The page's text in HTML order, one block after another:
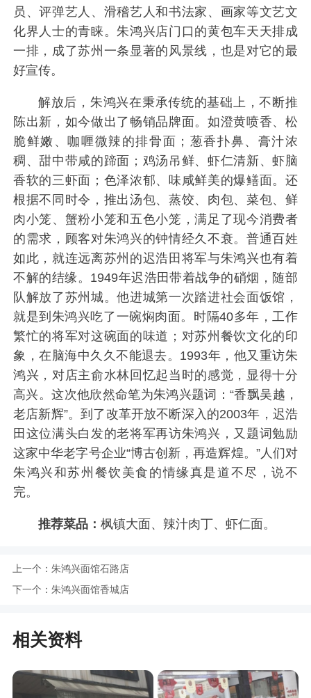
员、评弹艺人、滑稽艺人和书法家、画家等文艺文
化界人士的青睐。朱鸿兴店门口的黄包车天天排成
一排，成了苏州一条显著的风景线，也是对它的最
好宣传。
解放后，朱鸿兴在秉承传统的基础上，不断推
陈出新，如今做出了畅销品牌面。如澄黄喷香、松
脆鲜嫩、咖喱微辣的排骨面；葱香扑鼻、膏汁浓
稠、甜中带咸的蹄面；鸡汤吊鲜、虾仁清新、虾脑
香软的三虾面；色泽浓郁、味咸鲜美的爆鳝面。还
根据不同时令，推出汤包、蒸饺、肉包、菜包、鲜
肉小笼、蟹粉小笼和五色小笼，满足了现今消费者
的需求，顾客对朱鸿兴的钟情经久不衰。普通百姓
如此，就连远离苏州的迟浩田将军与朱鸿兴也有着
不解的结缘。1949年迟浩田带着战争的硝烟，随部
队解放了苏州城。他进城第一次踏进社会面饭馆，
就是到朱鸿兴吃了一碗焖肉面。时隔40多年，工作
繁忙的将军对这碗面的味道；对苏州餐饮文化的印
象，在脑海中久久不能退去。1993年，他又重访朱
鸿兴，对店主俞水林回忆起当时的感觉，显得十分
高兴。这次他欣然命笔为朱鸿兴题词：“香飘吴越，
老店新辉”。到了改革开放不断深入的2003年，迟浩
田这位满头白发的老将军再访朱鸿兴，又题词勉励
这家中华老字号企业“博古创新，再造辉煌。”人们对
朱鸿兴和苏州餐饮美食的情缘真是道不尽，说不
完。
推荐菜品： 枫镇大面、辣汁肉丁、虾仁面。
上一个： 朱鸿兴面馆石路店
下一个： 朱鸿兴面馆香城店
相关资料